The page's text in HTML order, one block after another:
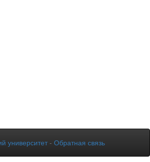
университет - Обратная связь